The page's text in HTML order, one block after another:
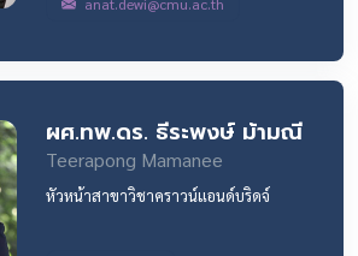
ผศ.ทพ.ดร. ธีระพงษ์ ม้ามณี
Teerapong Mamanee
หัวหน้าสาขาวิชาคราวน์แอนด์บริดจ์